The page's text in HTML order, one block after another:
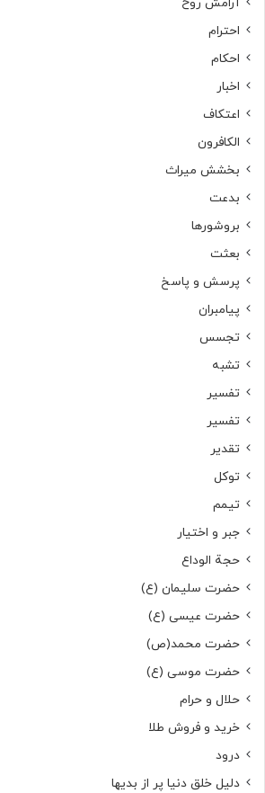
احترام
احکام
اخبار
اعتکاف
الکافرون
بخشش میراث
بدعت
بروشورها
بعثت
پرسش و پاسخ
پیامبران
تجسس
تشبه
تفسیر
تفسیر
تقدیر
توکل
تیمم
جبر و اختیار
حجة الوداع
حضرت سلیمان (ع)
حضرت عیسی (ع)
حضرت محمد(ص)
حضرت موسی (ع)
حلال و حرام
خرید و فروش طلا
درود
دلیل خلق دنیا پر از بدیها